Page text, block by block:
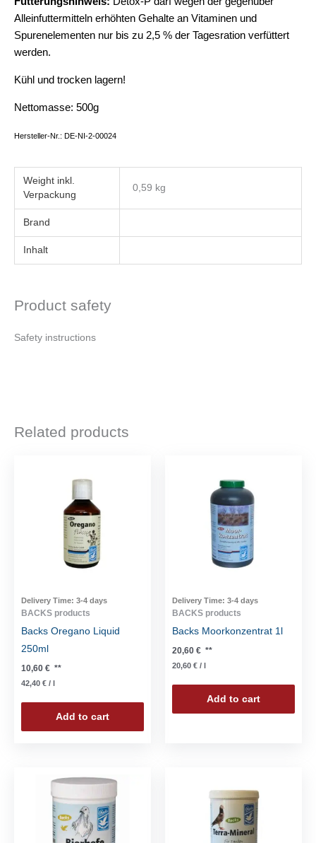
Alleinfuttermitteln erhöhten Gehalte an Vitaminen und
Spurenelementen nur bis zu 2,5 % der Tagesration verfüttert
werden.
Kühl und trocken lagern!
Nettomasse: 500g
Hersteller-Nr.: DE-NI-2-00024
Weight
0,59 kg
Brand
Inhalt
Product safety
Safety instructions
Related products
Delivery Time: 3-4 days
BACKS products
Backs Oregano Liquid
250ml
10,60 € **
42,40 € / l
Add to cart
Delivery Time: 3-4 days
BACKS products
Backs Moorkonzentrat 1l
20,60 € **
20,60 € / l
Add to cart